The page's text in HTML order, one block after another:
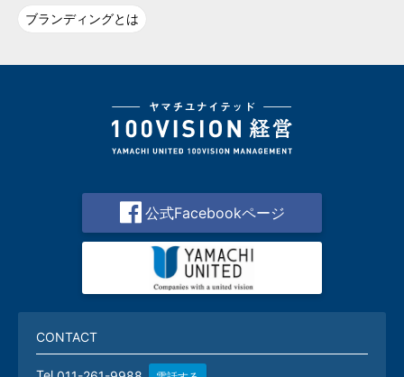
ブランディングとは
公式Facebookページ
CONTACT